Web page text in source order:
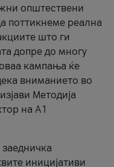
општествени
поттикнеме реална
што ги
допре до многу
кампања ќе
вниманието во
Методија
на А1
заедничка
иницијативи